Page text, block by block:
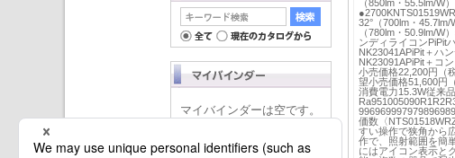
（850lm・55.5lm/W
32°（700lm・45.7lm/
（780lm・50.9lm/W
ンディライコンPiPit
NK23041APiPit＋ハ
NK23091APiPit＋コ
小売価格22,200円（
望小売価格51,600円
消費電力15.3W従来
価数〈
すい操作で狭角から
作で、照射範囲を簡
にはアイコン表示と
マイバインダーは空です。